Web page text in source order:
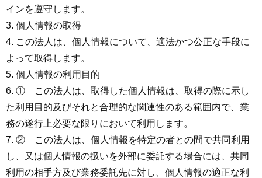
インを遵守します。
個人情報の取得
この法人は、個人情報について、適法かつ公正な手段に
よって取得します。
個人情報の利用目的
① この法人は、取得した個人情報は、取得の際に示し
た利用目的及びそれと合理的な関連性のある範囲内で、業
務の遂行上必要な限りにおいて利用します。
② この法人は、個人情報を特定の者との間で共同利用
し、又は個人情報の扱いを外部に委託する場合には、共同
利用の相手方及び業務委託先に対し、個人情報の適正な利